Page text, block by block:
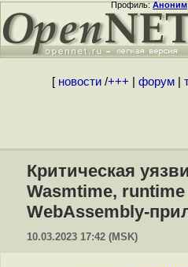
Профиль:Аноним
[ новости/+++ форум|
Критическая
Wasmtime,
WebAssembly-
10.03.2023 17:42 (MSK)